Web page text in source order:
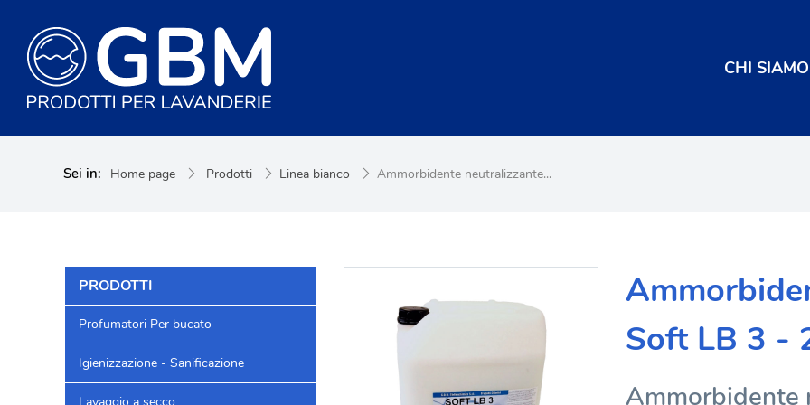
CHI SIAMO
Sei in: Home page Prodotti Linea bianco Ammorbidente neutralizzante...
PRODOTTI
Profumatori Per bucato
Igienizzazione - Sanificazione
Soft LB 3 -
Ammorbidente